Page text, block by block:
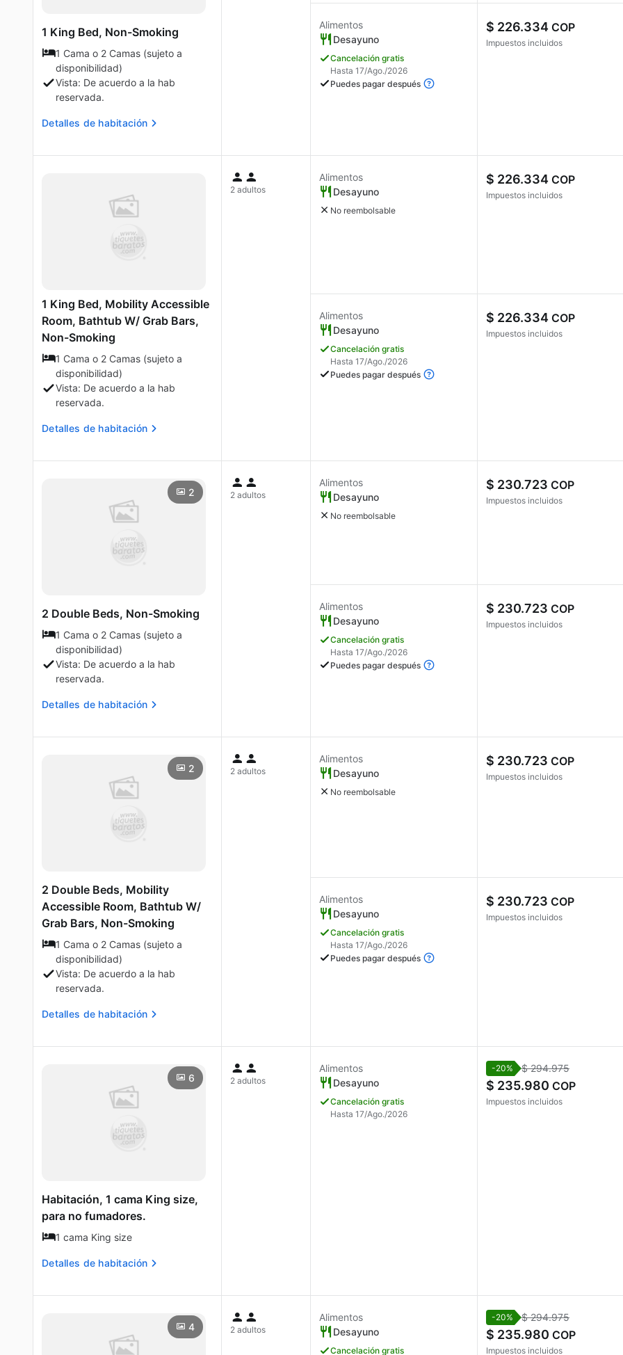
1 King Bed, Non-Smoking
1 Cama o 2 Camas (sujeto a
disponibilidad)
Vista: De acuerdo a la hab
reservada.
Detalles de habitación
Alimentos
Desayuno
Cancelación gratis
Hasta 17/Ago./2026
Puedes pagar después
$ 226.334 COP
Impuestos incluidos
1 King Bed, Mobility Accessible
Room, Bathtub W/ Grab Bars,
Non-Smoking
1 Cama o 2 Camas (sujeto a
disponibilidad)
Vista: De acuerdo a la hab
reservada.
Detalles de habitación
2 adultos
Alimentos
Desayuno
No reembolsable
$ 226.334 COP
Impuestos incluidos
Alimentos
Desayuno
Cancelación gratis
Hasta 17/Ago./2026
Puedes pagar después
$ 226.334 COP
Impuestos incluidos
2
2 Double Beds, Non-Smoking
1 Cama o 2 Camas (sujeto a
disponibilidad)
Vista: De acuerdo a la hab
reservada.
Detalles de habitación
2 adultos
Alimentos
Desayuno
No reembolsable
$ 230.723 COP
Impuestos incluidos
Alimentos
Desayuno
Cancelación gratis
Hasta 17/Ago./2026
Puedes pagar después
$ 230.723 COP
Impuestos incluidos
2
2 Double Beds, Mobility
Accessible Room, Bathtub W/
Grab Bars, Non-Smoking
1 Cama o 2 Camas (sujeto a
disponibilidad)
Vista: De acuerdo a la hab
reservada.
Detalles de habitación
2 adultos
Alimentos
Desayuno
No reembolsable
$ 230.723 COP
Impuestos incluidos
Alimentos
Desayuno
Cancelación gratis
Hasta 17/Ago./2026
Puedes pagar después
$ 230.723 COP
Impuestos incluidos
6
Habitación, 1 cama King size,
para no fumadores.
1 cama King size
Detalles de habitación
2 adultos
Alimentos
Desayuno
Cancelación gratis
Hasta 17/Ago./2026
-20% $ 294.975
$ 235.980 COP
Impuestos incluidos
4 2 adultos
Alimentos
Desayuno
Cancelación gratis
-20% $ 294.975
$ 235.980 COP
Impuestos incluidos